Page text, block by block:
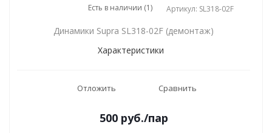
Есть в наличии (1) Артикул: SL318-02F
Динамики Supra SL318-02F (демонтаж)
Характеристики
Отложить Сравнить
500 руб./пар